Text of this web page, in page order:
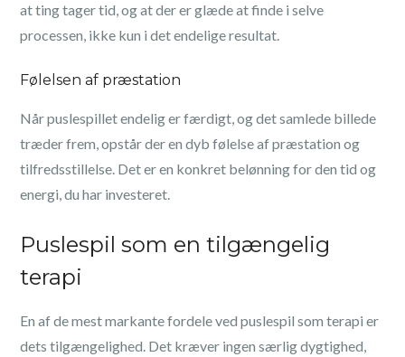
at ting tager tid, og at der er glæde at finde i selve
processen, ikke kun i det endelige resultat.
Følelsen af præstation
Når puslespillet endelig er færdigt, og det samlede billede
træder frem, opstår der en dyb følelse af præstation og
tilfredsstillelse. Det er en konkret belønning for den tid og
energi, du har investeret.
Puslespil som en tilgængelig
terapi
En af de mest markante fordele ved puslespil som terapi er
dets tilgængelighed. Det kræver ingen særlig dygtighed,